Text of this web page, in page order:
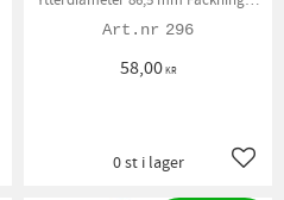
till i favoriter
296
58,00KR
0 st i lager